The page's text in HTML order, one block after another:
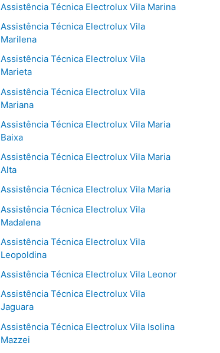
Assistência Técnica Electrolux Vila Marina
Assistência Técnica Electrolux Vila
Marilena
Assistência Técnica Electrolux Vila
Marieta
Assistência Técnica Electrolux Vila
Mariana
Assistência Técnica Electrolux Vila Maria
Baixa
Assistência Técnica Electrolux Vila Maria
Alta
Assistência Técnica Electrolux Vila Maria
Assistência Técnica Electrolux Vila
Madalena
Assistência Técnica Electrolux Vila
Leopoldina
Assistência Técnica Electrolux Vila Leonor
Assistência Técnica Electrolux Vila
Jaguara
Assistência Técnica Electrolux Vila Isolina
Mazzei